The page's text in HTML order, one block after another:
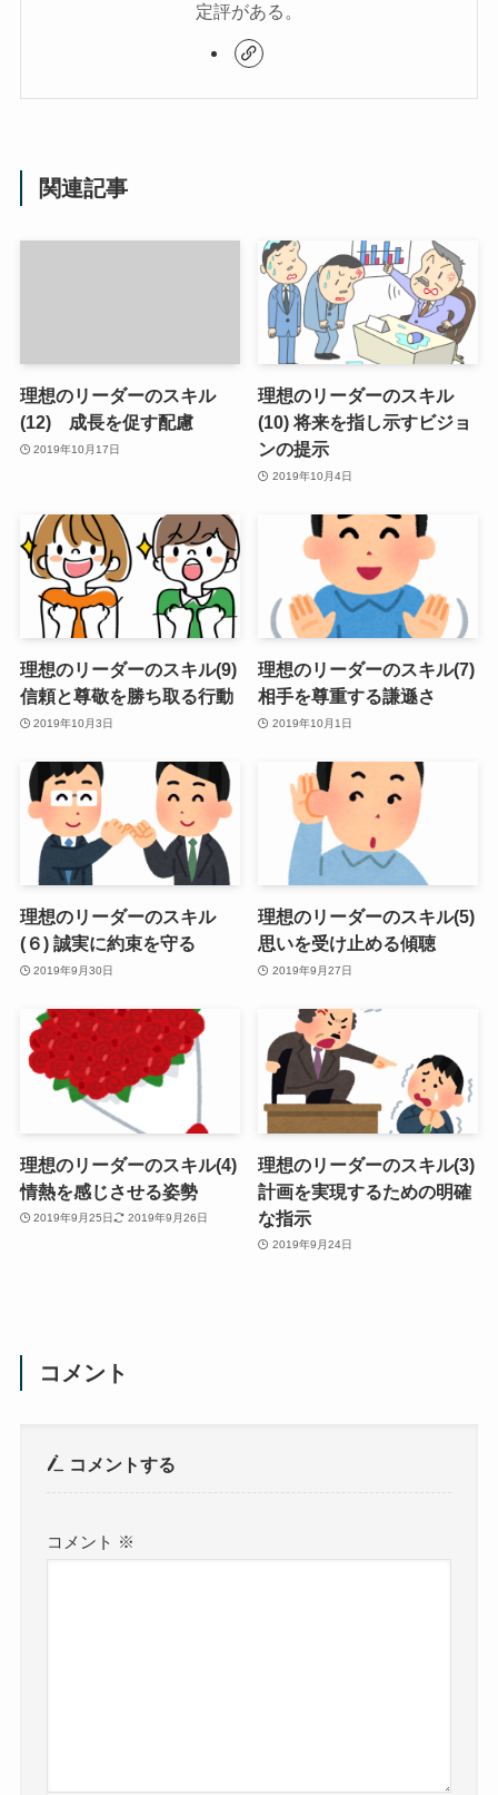
定評がある。
関連記事
理想のリーダーのスキル
(12) 成長を促す配慮
2019年10月17日
理想のリーダーのスキル
(10) 将来を指し示すビジョ
ンの提示
2019年10月4日
理想のリーダーのスキル(9)
信頼と尊敬を勝ち取る行動
2019年10月3日
理想のリーダーのスキル(7)
相手を尊重する謙遜さ
2019年10月1日
理想のリーダーのスキル
(６) 誠実に約束を守る
2019年9月30日
理想のリーダーのスキル(5)
思いを受け止める傾聴
2019年9月27日
理想のリーダーのスキル(4)
情熱を感じさせる姿勢
2019年9月25日 2019年9月26日
理想のリーダーのスキル(3)
計画を実現するための明確
な指示
2019年9月24日
コメント
コメントする
コメント ※